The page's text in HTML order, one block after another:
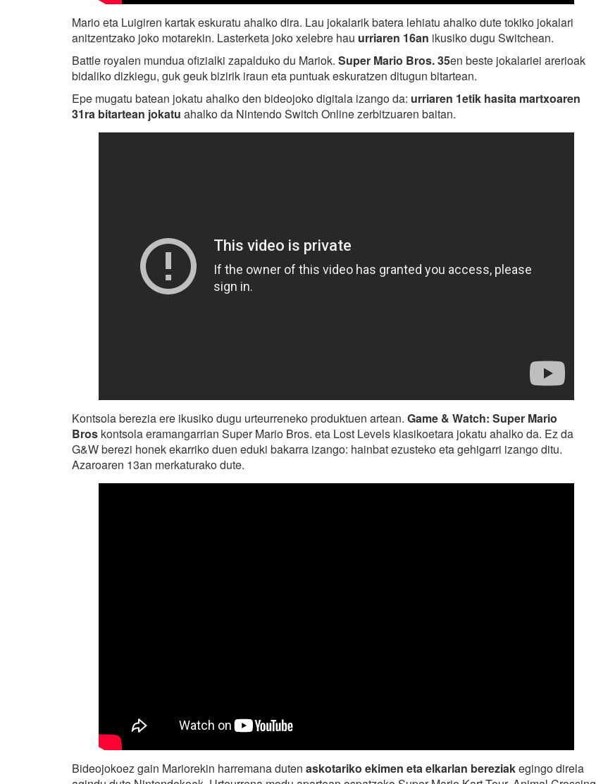
Mario eta Luigiren kartak eskuratu ahalko dira. Lau jokalarik batera lehiatu ahalko dute tokiko jokalari
anitzentzako joko motarekin. Lasterketa joko xelebre hau urriaren 16an ikusiko dugu Switchean.
Battle royalen mundua ofizialki zapalduko du Mariok. Super Mario Bros. 35en beste jokalariei arerioak
bidaliko dizkiegu, guk geuk bizirik iraun eta puntuak eskuratzen ditugun bitartean.
Epe mugatu batean jokatu ahalko den bideojoko digitala izango da: urriaren 1etik hasita martxoaren
31ra bitartean jokatu ahalko da Nintendo Switch Online zerbitzuaren baitan.
Kontsola berezia ere ikusiko dugu urteurreneko produktuen artean. Game & Watch: Super Mario
Bros kontsola eramangarrian Super Mario Bros. eta Lost Levels klasikoetara jokatu ahalko da. Ez da
G&W berezi honek ekarriko duen eduki bakarra izango: hainbat ezusteko eta gehigarri izango ditu.
Azaroaren 13an merkaturako dute.
Bideojokoez gain Mariorekin harremana duten askotariko ekimen eta elkarlan bereziakegingo direla